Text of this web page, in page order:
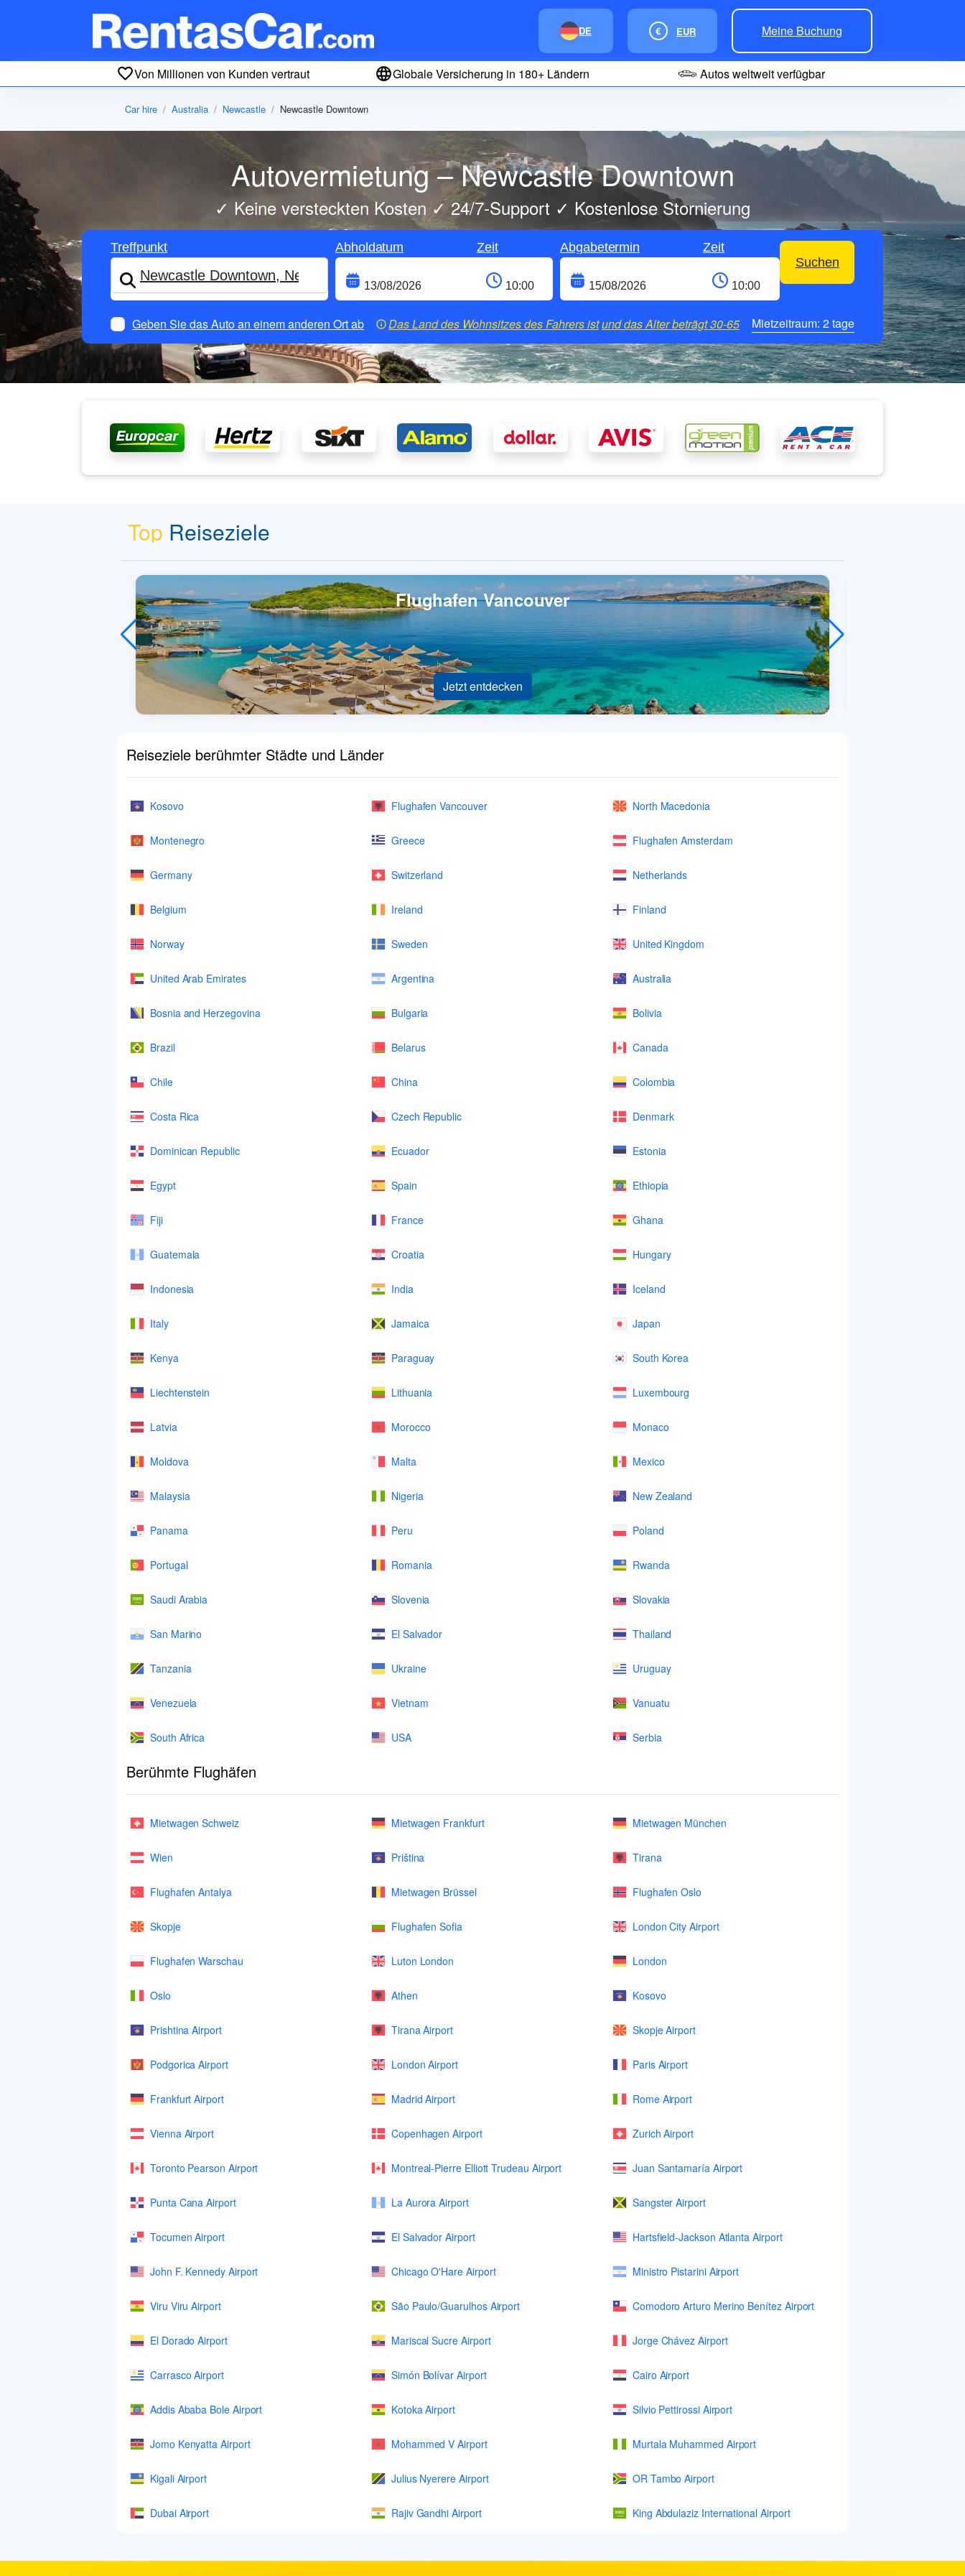
DE € EUR Meine Buchung
Von Millionen von Kunden vertraut Globale Versicherung in 180+ Ländern Autos weltweit verfügbar
Car hire Australia Newcastle Newcastle Downtown
Autovermietung – Newcastle Downtown
✓ Keine versteckten Kosten ✓ 24/7-Support ✓ Kostenlose Stornierung
Treffpunkt Abholdatum Zeit Abgabetermin
Zeit
Suchen
Geben Sie das Auto an einem anderen Ort ab Das Land des Wohnsitzes des Fahrers istund das Alter beträgt30-65 Mietzeitraum: 2tage
Top Reiseziele
Flughafen Vancouver
Jetzt entdecken
Reiseziele berühmter Städte und Länder
Kosovo Flughafen Vancouver North Macedonia
Montenegro Greece Flughafen Amsterdam
Germany Switzerland Netherlands
Belgium Ireland Finland
Norway Sweden United Kingdom
United Arab Emirates Argentina Australia
Bosnia and Herzegovina Bulgaria Bolivia
Brazil Belarus Canada
Chile China Colombia
Costa Rica Czech Republic Denmark
Dominican Republic Ecuador Estonia
Egypt Spain Ethiopia
Fiji France Ghana
Guatemala Croatia Hungary
Indonesia India Iceland
Italy Jamaica Japan
Kenya Paraguay South Korea
Liechtenstein Lithuania Luxembourg
Latvia Morocco Monaco
Moldova Malta Mexico
Malaysia Nigeria New Zealand
Panama Peru Poland
Portugal Romania Rwanda
Saudi Arabia Slovenia Slovakia
San Marino El Salvador Thailand
Tanzania Ukraine Uruguay
Venezuela Vietnam Vanuatu
South Africa USA Serbia
Berühmte Flughäfen
Mietwagen Schweiz Mietwagen Frankfurt Mietwagen München
Wien Priština Tirana
Flughafen Antalya Mietwagen Brüssel Flughafen Oslo
Skopje Flughafen Sofia London City Airport
Flughafen Warschau Luton London London
Oslo Athen Kosovo
Prishtina Airport Tirana Airport Skopje Airport
Podgorica Airport London Airport Paris Airport
Frankfurt Airport Madrid Airport Rome Airport
Vienna Airport Copenhagen Airport Zurich Airport
Toronto Pearson Airport Montreal-Pierre Elliott Trudeau Airport Juan Santamaría Airport
Punta Cana Airport La Aurora Airport Sangster Airport
Tocumen Airport El Salvador Airport Hartsfield-Jackson Atlanta Airport
John F. Kennedy Airport Chicago O'Hare Airport Ministro Pistarini Airport
Viru Viru Airport São Paulo/Guarulhos Airport Comodoro Arturo Merino Benítez Airport
El Dorado Airport Mariscal Sucre Airport Jorge Chávez Airport
Carrasco Airport Simón Bolívar Airport Cairo Airport
Addis Ababa Bole Airport Kotoka Airport Silvio Pettirossi Airport
Jomo Kenyatta Airport Mohammed V Airport Murtala Muhammed Airport
Kigali Airport Julius Nyerere Airport OR Tambo Airport
Dubai Airport Rajiv Gandhi Airport King Abdulaziz International Airport